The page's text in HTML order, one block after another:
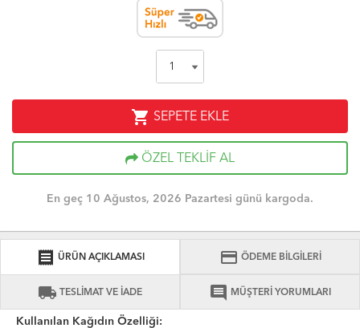
shopping_cart SEPETE EKLE
ÖZEL TEKLİF AL
En geç 10 Ağustos, 2026 Pazartesi günü kargoda.
receipt ÜRÜN AÇIKLAMASI credit_card ÖDEME BİLGİLERİ
local_shipping TESLİMAT VE İADE comment MÜŞTERİ YORUMLARI
Kullanılan Kağıdın Özelliği: